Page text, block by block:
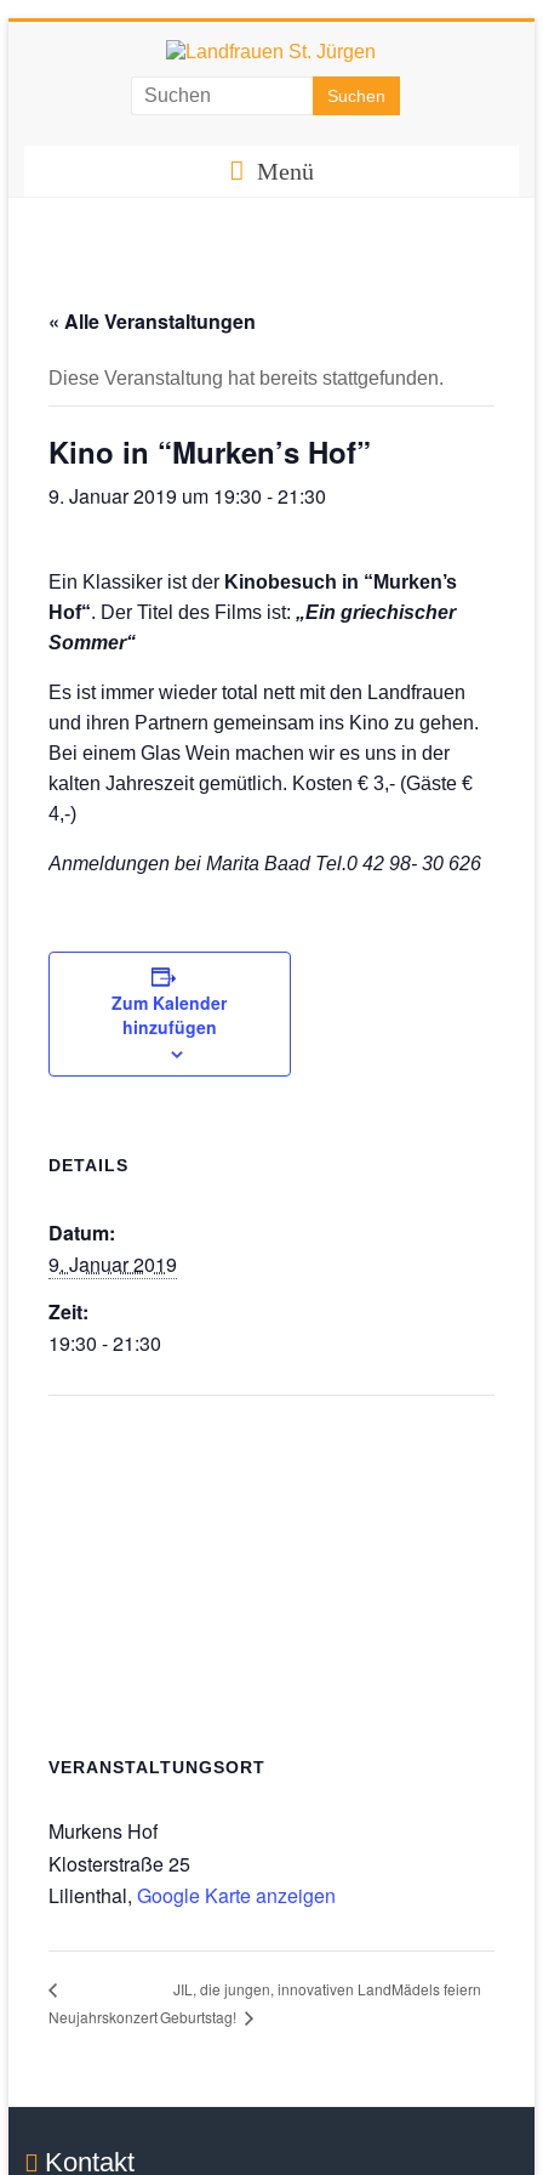
Landfrauen
eine
Gesellschaft
Menü
« Alle Veranstaltungen
Diese Veranstaltung hat bereits stattgefunden.
Kino in “Murken’s Hof”
9. Januar 2019 um 19:30 -21:30
Ein Klassiker ist der Kinobesuch in “Murken’s
Hof“. Der Titel des Films ist: „Ein griechischer
Sommer“
Es ist immer wieder total nett mit den Landfrauen
und ihren Partnern gemeinsam ins Kino zu gehen.
Bei einem Glas Wein machen wir es uns in der
kalten Jahreszeit gemütlich. Kosten € 3,- (Gäste €
4,-)
Anmeldungen bei Marita Baad Tel.0 42 98- 30 626
Zum Kalender
hinzufügen
DETAILS
Datum:
9. Januar 2019
Zeit:
19:30 - 21:30
VERANSTALTUNGSORT
Murkens Hof
Klosterstraße 25
Lilienthal, Google Karte anzeigen
Neujahrskonzert
JIL, die jungen, innovativen LandMädels feiern
Geburtstag!
Kontakt